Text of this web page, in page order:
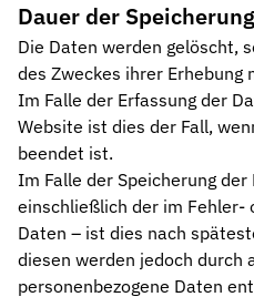
Dauer der Speicherung
Die Daten werden gelöscht,
des Zweckes ihrer
Im Falle der Erfassung der
Website ist dies der Fall,
beendet ist.
Im Falle der Speicherung
einschließlich der im Fehler-
Daten – ist dies nach
diesen werden jedoch
personenbezogene Daten